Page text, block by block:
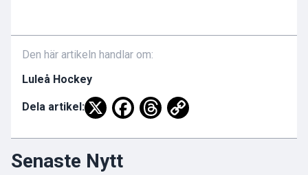
Den här artikeln handlar om:
Luleå Hockey
Dela artikel:
Senaste Nytt